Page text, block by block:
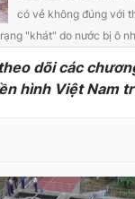
Tấm lòng
Vươn
có vẻ không đúng với
"khát" do nước bị ô
dõi các
hình Việt Nam